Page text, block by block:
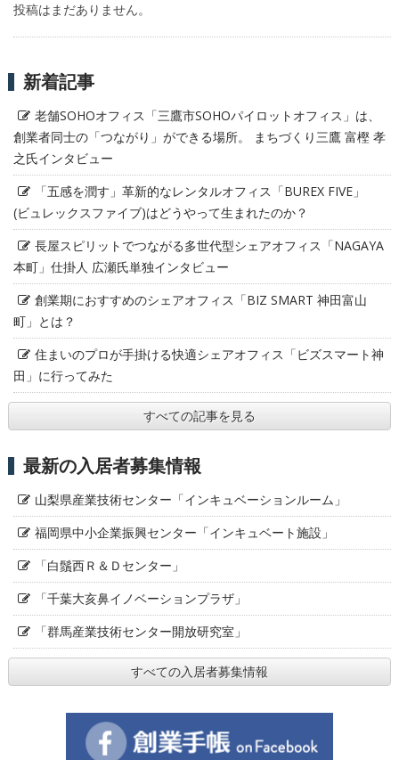
投稿はまだありません。
新着記事
老舗SOHOオフィス「三鷹市SOHOパイロットオフィス」は、
創業者同士の「つながり」ができる場所。 まちづくり三鷹 富樫 孝
之氏インタビュー
「五感を潤す」革新的なレンタルオフィス「BUREX FIVE」
(ビュレックスファイブ)はどうやって生まれたのか？
長屋スピリットでつながる多世代型シェアオフィス「NAGAYA
本町」仕掛人 広瀬氏単独インタビュー
創業期におすすめのシェアオフィス「BIZ SMART 神田富山
町」とは？
住まいのプロが手掛ける快適シェアオフィス「ビズスマート神
田」に行ってみた
すべての記事を見る
最新の入居者募集情報
山梨県産業技術センター「インキュベーションルーム」
福岡県中小企業振興センター「インキュベート施設」
「白鬚西Ｒ＆Ｄセンター」
「千葉大亥鼻イノベーションプラザ」
「群馬産業技術センター開放研究室」
すべての入居者募集情報